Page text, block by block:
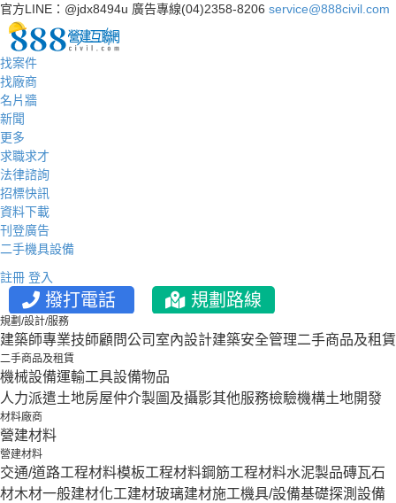
官方LINE：@jdx8494u 廣告專線(04)2358-8206 service@888civil.com
找案件
找廠商
名片牆
新聞
更多
求職求才
法律諮詢
招標快訊
資料下載
刊登廣告
二手機具設備
註冊 登入
撥打電話 規劃路線
規劃/設計/服務
建築師專業技師顧問公司 室內設計建築安全管理二手商品及租賃
二手商品及租賃
機械設備運輸工具設備物品
人力派遣土地房屋仲介製圖及攝影其他服務檢驗機構土地開發
材料廠商
營建材料
營建材料
交通/道路工程材料模板工程材料鋼筋工程材料水泥製品磚瓦石
材木材一般建材化工建材玻璃建材施工機具/設備基礎探測設備